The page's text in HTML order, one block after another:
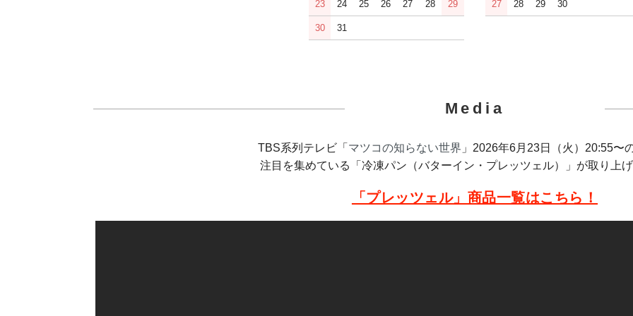
23 24 25 26 27 28 29
30 31
27 28 29 30
Media
TBS系列テレビ「 マツコの知らない世界 」2026年6月23日（火）20:55〜
注目を集めている「冷凍パン（バターイン・プレッツェル）」が取り上
「プレッツェル」商品一覧はこちら！